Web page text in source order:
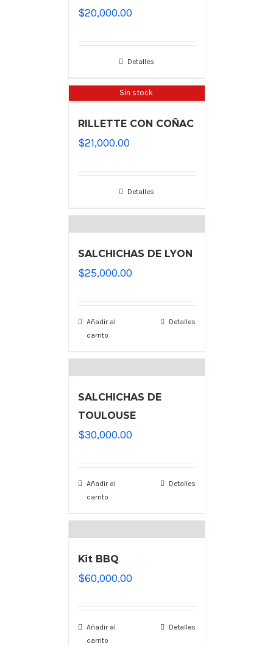
$20,000.00
Detalles
Sin stock
RILLETTE CON COÑAC
$21,000.00
Detalles
SALCHICHAS DE LYON
$25,000.00
Añadir al
carrito
Detalles
SALCHICHAS DE
TOULOUSE
$30,000.00
Añadir al
carrito
Detalles
Kit BBQ
$60,000.00
Añadir al
carrito
Detalles